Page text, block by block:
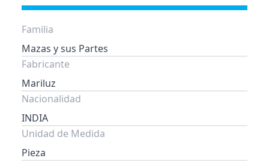
Familia
Mazas y sus Partes
Fabricante
Mariluz
Nacionalidad
INDIA
Unidad de Medida
Pieza